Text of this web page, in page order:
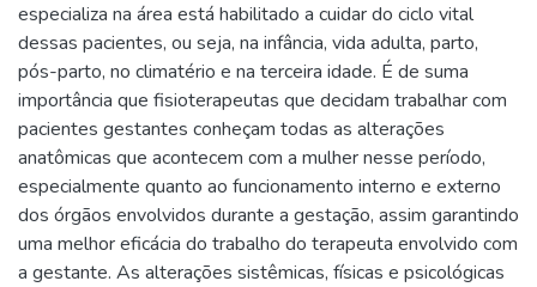
especializa na área está habilitado a cuidar do ciclo vital
dessas pacientes, ou seja, na infância, vida adulta, parto,
pós-parto, no climatério e na terceira idade. É de suma
importância que fisioterapeutas que decidam trabalhar com
pacientes gestantes conheçam todas as alterações
anatômicas que acontecem com a mulher nesse período,
especialmente quanto ao funcionamento interno e externo
dos órgãos envolvidos durante a gestação, assim garantindo
uma melhor eficácia do trabalho do terapeuta envolvido com
a gestante. As alterações sistêmicas, físicas e psicológicas